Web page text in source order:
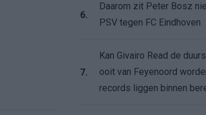
6.
Daarom zit Peter Bosz
PSV tegen FC Eindhoven
7.
Kan Givairo Read de
ooit van Feyenoord
records liggen binnen